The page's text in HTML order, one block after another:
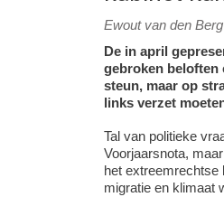
Ewout van den Berg
De in april
gebroken beloften
steun, maar op
links verzet
Tal van politieke
Voorjaarsnota,
het extreemrechtse
migratie en klimaat